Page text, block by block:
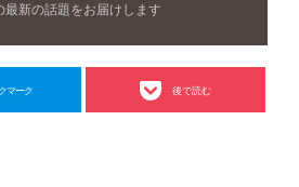
最新の話題をお届けします
マーク 後で読む